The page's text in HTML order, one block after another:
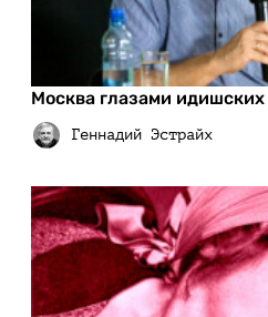
Москва глазами идишских